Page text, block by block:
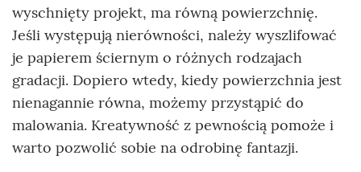
wyschnięty projekt, ma równą powierzchnię.
Jeśli występują nierówności, należy wyszlifować
je papierem ściernym o różnych rodzajach
gradacji. Dopiero wtedy, kiedy powierzchnia jest
nienagannie równa, możemy przystąpić do
malowania. Kreatywność z pewnością pomoże i
warto pozwolić sobie na odrobinę fantazji.